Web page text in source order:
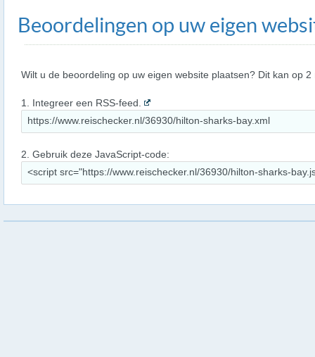
Beoordelingen op uw eigen
Wilt u de beoordeling op uw eigen website plaatsen? Dit kan op 2
1. Integreer een RSS-feed.
2. Gebruik deze JavaScript-code: